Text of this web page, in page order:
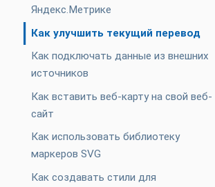
Яндекс.Метрике
Как улучшить текущий перевод
Как подключать данные из внешних
источников
Как вставить веб-карту на свой веб-
сайт
Как использовать библиотеку
маркеров SVG
Как создавать стили для